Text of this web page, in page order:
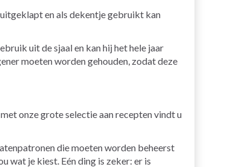
en als dekentje gebruikt kan
uit de sjaal en kan hij het hele jaar
moeten worden gehouden, zodat deze
onze grote selectie aan recepten vindt u
die moeten worden beheerst
wat je kiest. Eén ding is zeker: er is